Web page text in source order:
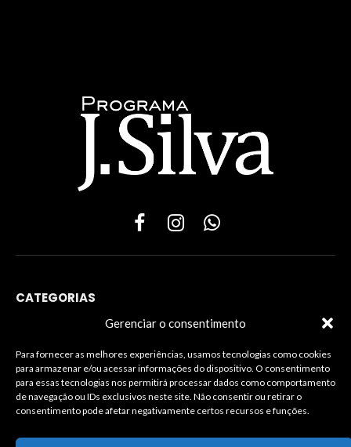
Gerenciar o consentimento
Para fornecer as melhores experiências, usamos tecnologias como cookies
para armazenar e/ou acessar informações do dispositivo. O consentimento
para essas tecnologias nos permitirá processar dados como comportamento
de navegação ou IDs exclusivos neste site. Não consentir ou retirar o
consentimento pode afetar negativamente certos recursos e funções.
FacebookInstagramWhatsApp
CATEGORIAS
INFORMAÇÕES LEGAIS